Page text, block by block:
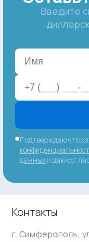
Введите
Подтверждаю что
данныхи даю
Контакты
г. Симферополь,